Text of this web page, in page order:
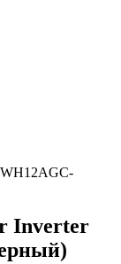
Inverter